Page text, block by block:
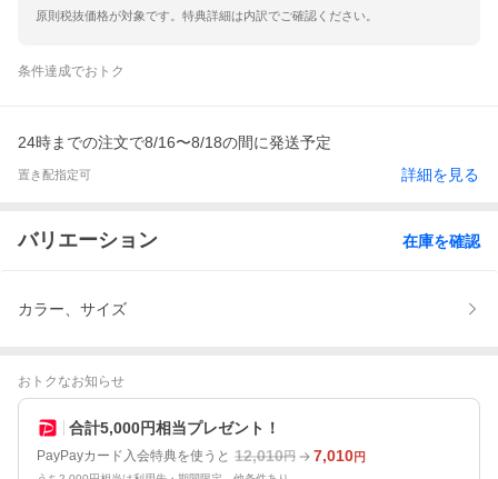
原則税抜価格が対象です。特典詳細は内訳でご確認ください。
条件達成でおトク
24時までの注文で8/16〜8/18の間に発送予定
置き配指定可 詳細を見る
バリエーション 在庫を確認
カラー、サイズ
おトクなお知らせ
合計5,000円相当プレゼント！
PayPayカード入会特典を使うと 12,010円 7,010円